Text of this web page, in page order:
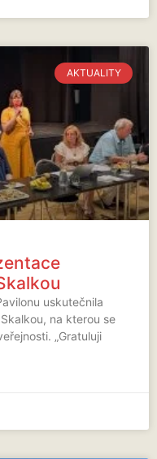
AKTUALITY
uskutečnila
na kterou se
„Gratuluji